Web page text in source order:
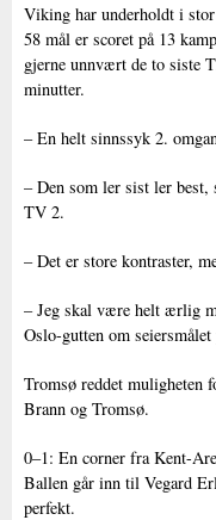
Viking har underholdt i stor
58 mål er scoret på 13
gjerne unnvært de to siste
minutter.
– En helt sinnssyk 2.
– Den som ler sist ler
TV 2.
– Det er store kontraster,
– Jeg skal være helt ærlig
Oslo-gutten om seiersmålet
Tromsø reddet muligheten
Brann og Tromsø.
0–1: En corner fra Kent-
Ballen går inn til Vegard
perfekt.